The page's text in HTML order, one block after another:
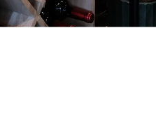
en almacenamiento de
al público. Sin